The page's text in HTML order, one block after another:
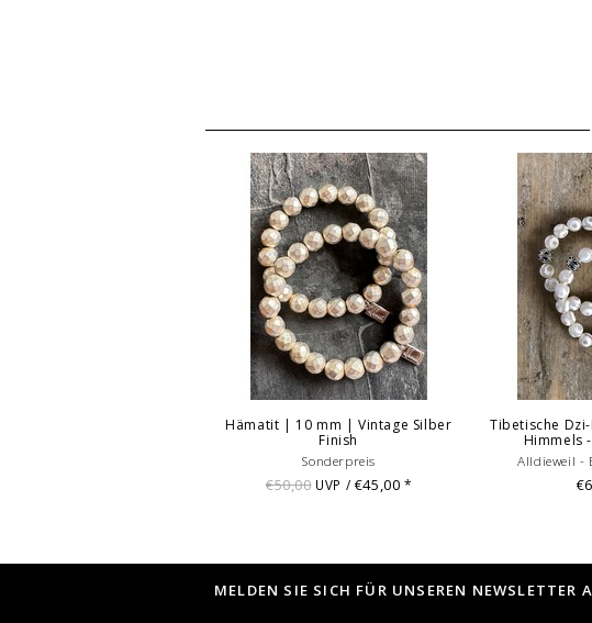
Hämatit | 10 mm | Vintage Silber
Finish
Sonderpreis
€50,00 UVP / €45,00 *
Tibetische
Himmels
Alldieweil -
MELDEN SIE SICH FÜR UNSEREN NEWSLETTER